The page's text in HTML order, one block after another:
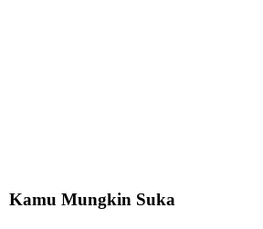
Kamu Mungkin Suka